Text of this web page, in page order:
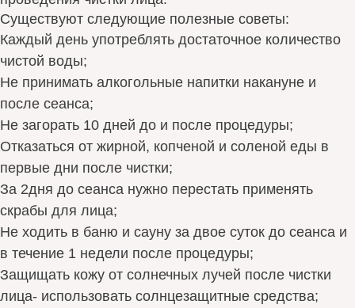
Существуют следующие полезные советы:
Каждый день употреблять достаточное количество
чистой воды;
Не принимать алкогольные напитки накануне и
после сеанса;
Не загорать 10 дней до и после процедуры;
Отказаться от жирной, копченой и соленой еды в
первые дни после чистки;
За 2дня до сеанса нужно перестать применять
скрабы для лица;
Не ходить в баню и сауну за двое суток до сеанса и
в течение 1 недели после процедуры;
Защищать кожу от солнечных лучей после чистки
лица- использовать солнцезащитные средства;